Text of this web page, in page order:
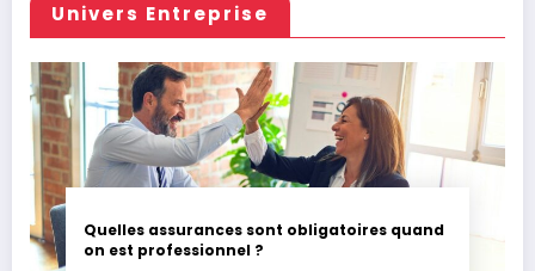
Univers Entreprise
Quelles assurances sont obligatoires quand
on est professionnel ?